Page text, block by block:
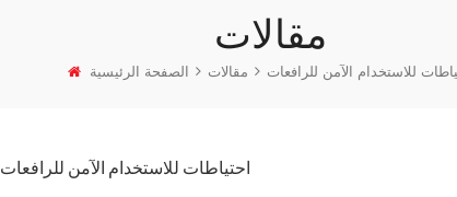
مقالات
الصفحة الرئيسية مقالات للاستخدام الآمن للرافعات
احتياطات للاستخدام الآمن للرافعات